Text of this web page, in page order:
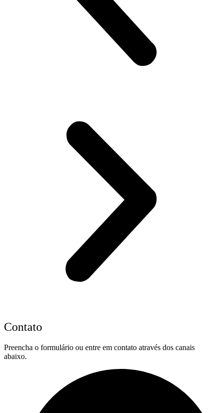
Contato
Preencha o formulário ou entre em contato através dos canais
abaixo.